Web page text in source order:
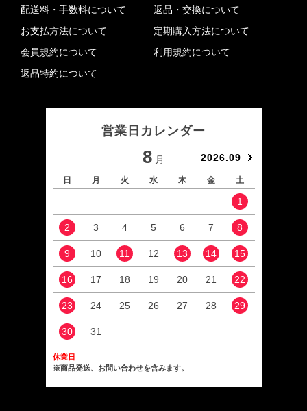
配送料・手数料について
お支払方法について
会員規約について
返品特約について
返品・交換について
定期購入方法について
利用規約について
営業日カレンダー
8 月 2026.09
日 月 火 水 木 金 土
1
2 3 4 5 6 7 8
9 10 11 12 13 14 15
16 17 18 19 20 21 22
23 24 25 26 27 28 29
30 31
休業日
※商品発送、お問い合わせを含みます。